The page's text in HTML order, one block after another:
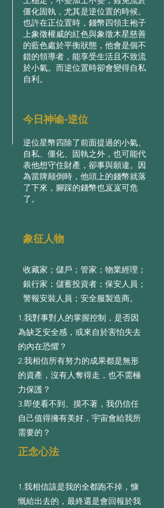
僵化固執，尤其是逆位置的時候。
也許在正位置時，錢幣四領主袍⼦
上象徵權威的紅⾊與象徵⽊星慈善
的藍⾊處於平衡狀態，他會是個不
錯的領導者，能享受⽣活且不致流
於⼩氣。⽽逆位置時卻會變得⾃私
⾃利。
今日神谕-逆位
逆位星幣四除了前⾯提過的⼩氣、
⾃私、僵化、固執之外，也可能代
表他想守住財產，卻事與願違。因
為當牌颠倒時，他頭上的錢幣就落
了下來，腳踩的錢幣也岌岌可危
了。
象征人物
收藏家；儲戶；管家；物業經理；
銀行家；儲蓄投資者；保安人員；
警報安裝人員；安全服製造商。
1.我對事對⼈的掌握控制，是否因
為缺乏安全感，或來⾃於害怕失去
的內在恐懼？
2.我相信所有努⼒的成果都是無形
的資產，沒有⼈奪得⾛，也不需極
⼒保護？
3.即使看不到、摸不著，我仍信任
⾃⼰值得擁有美好，宇宙會給我所
需要的？
正念心法
1.我相信該是我的全都跑不掉，慷
慨給出去的，最終還是會回報於我